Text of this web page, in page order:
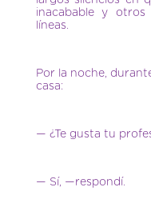
inacabable y
líneas.
Por la noche,
casa:
— ¿Te gusta tu
— Sí, —respondí.